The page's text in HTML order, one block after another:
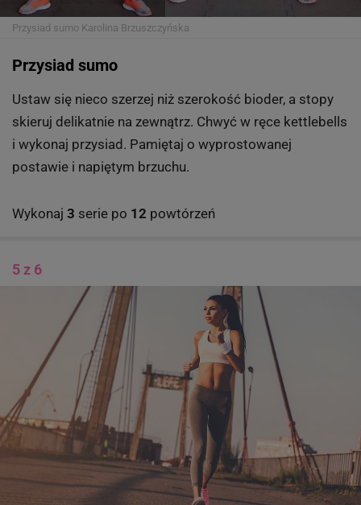
Przysiad sumo Karolina Brzuszczyńska
Przysiad sumo
Ustaw się nieco szerzej niż szerokość bioder, a stopy
skieruj delikatnie na zewnątrz. Chwyć w ręce kettlebells
i wykonaj przysiad. Pamiętaj o wyprostowanej
postawie i napiętym brzuchu.
Wykonaj 3 serie po 12 powtórzeń
5 z 6